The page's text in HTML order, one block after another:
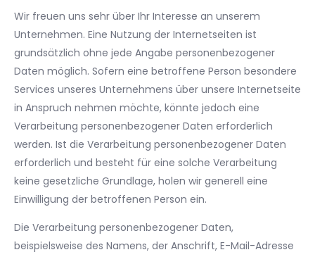
Wir freuen uns sehr über Ihr Interesse an unserem
Unternehmen. Eine Nutzung der Internetseiten ist
grundsätzlich ohne jede Angabe personenbezogener
Daten möglich. Sofern eine betroffene Person besondere
Services unseres Unternehmens über unsere Internetseite
in Anspruch nehmen möchte, könnte jedoch eine
Verarbeitung personenbezogener Daten erforderlich
werden. Ist die Verarbeitung personenbezogener Daten
erforderlich und besteht für eine solche Verarbeitung
keine gesetzliche Grundlage, holen wir generell eine
Einwilligung der betroffenen Person ein.
Die Verarbeitung personenbezogener Daten,
beispielsweise des Namens, der Anschrift, E-Mail-Adresse